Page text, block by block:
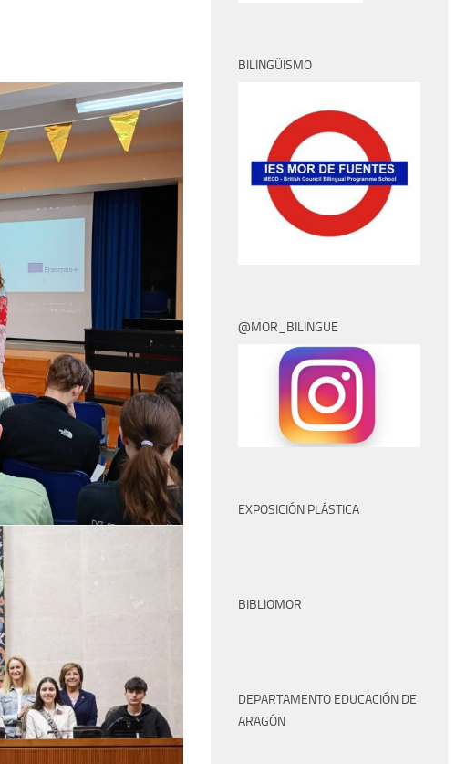
BILINGÜISMO
@MOR_BILINGUE
EXPOSICIÓN PLÁSTICA
BIBLIOMOR
DEPARTAMENTO EDUCACIÓN DE
ARAGÓN